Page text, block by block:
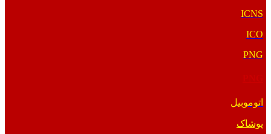
ICNS
ICO
PNG
اتوموبیل
پوشاک